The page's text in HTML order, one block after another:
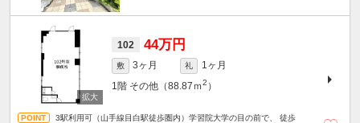
102 44万円
敷 3ヶ月 礼
1ヶ月
1階 その他（88.87ｍ2 ）
3駅利用可（山手線目白駅徒歩圏内）学習院大学の目の前で、 徒歩